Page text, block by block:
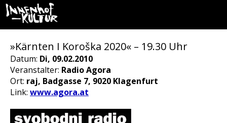
»Kärnten I Koroška 2020« – 19.30 Uhr
Datum: Di, 09.02.2010
Veranstalter: Radio Agora
Ort: raj, Badgasse 7, 9020 Klagenfurt
Link: www.agora.at